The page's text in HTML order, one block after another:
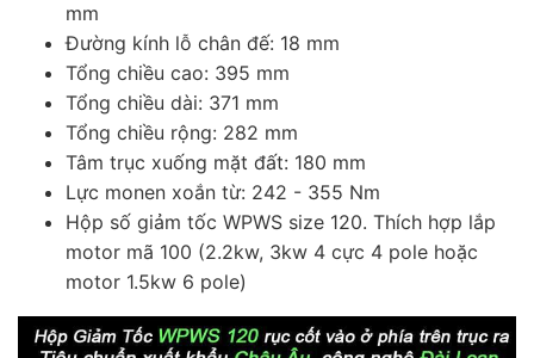
mm
Đường kính lỗ chân đế: 18 mm
Tổng chiều cao: 395 mm
Tổng chiều dài: 371 mm
Tổng chiều rộng: 282 mm
Tâm trục xuống mặt đất: 180 mm
Lực monen xoắn từ: 242 - 355 Nm
Hộp số giảm tốc WPWS size 120. Thích hợp lắp
motor mã 100 (2.2kw, 3kw 4 cực 4 pole hoặc
motor 1.5kw 6 pole)